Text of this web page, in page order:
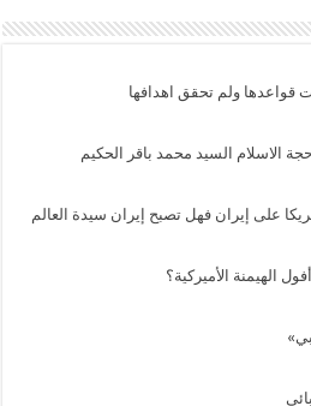
ولم تحقق اهدافها
الاسلام السيد محمد باقر الحكيم
على إيران فهل تصبح إيران سيدة العالم
الهيمنة الأميركية؟